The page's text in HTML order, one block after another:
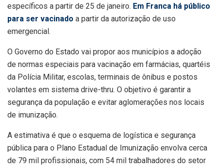
específicos a partir de 25 de janeiro. Em Franca há público
para ser vacinado a partir da autorização de uso
emergencial.
O Governo do Estado vai propor aos municípios a adoção
de normas especiais para vacinação em farmácias, quartéis
da Polícia Militar, escolas, terminais de ônibus e postos
volantes em sistema drive-thru. O objetivo é garantir a
segurança da população e evitar aglomerações nos locais
de imunização.
A estimativa é que o esquema de logística e segurança
pública para o Plano Estadual de Imunização envolva cerca
de 79 mil profissionais, com 54 mil trabalhadores do setor